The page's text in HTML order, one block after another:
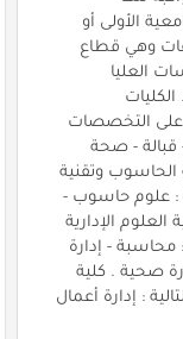
الأولى أو
وهي قطاع
العليا
على التخصصات
قبالة - صحة
وتقنية
: علوم حاسوب -
الإدارية
محاسبة - إدارة
صحية . كلية
: إدارة أعمال